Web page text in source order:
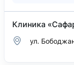
Клиника
ул.